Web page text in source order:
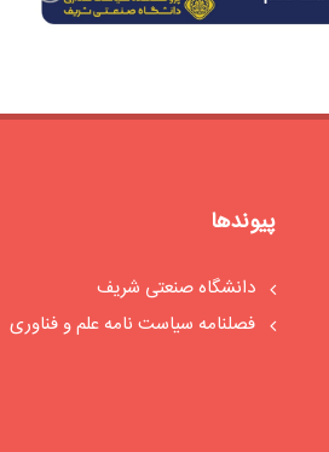
پیوندها
دانشگاه صنعتی شریف
فصلنامه سیاست‏ نامه علم و فناوری